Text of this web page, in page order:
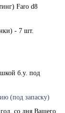
Faro d8
- 7 шт.
б.у. под
(под запаску)
год, со дня Вашего